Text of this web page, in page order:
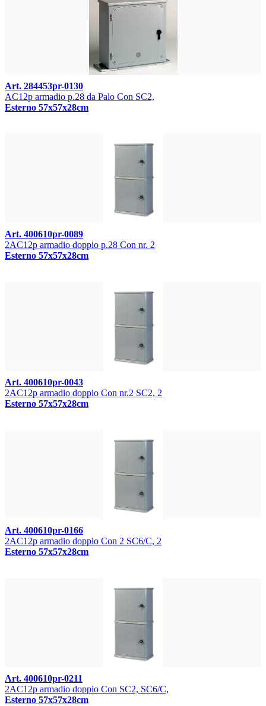
Art. 284453pr-0130
AC12p armadio p.28 da Palo Con SC2,
Esterno 57x57x28cm
Art. 400610pr-0089
2AC12p armadio doppio p.28 Con nr. 2
Esterno 57x57x28cm
Art. 400610pr-0043
2AC12p armadio doppio Con nr.2 SC2, 2
Esterno 57x57x28cm
Art. 400610pr-0166
2AC12p armadio doppio Con 2 SC6/C, 2
Esterno 57x57x28cm
Art. 400610pr-0211
2AC12p armadio doppio Con SC2, SC6/C,
Esterno 57x57x28cm